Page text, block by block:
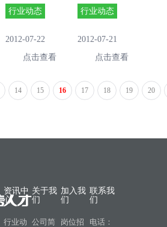
行业动态
2012-07-22
点击查看
不谈钱？
行业动态
2012-07-21
点击查看
14 15 16 17 18 19 20
资讯中
心
行业动
关于我
们
公司简
加入我
们
岗位招
联系我
们
电话：